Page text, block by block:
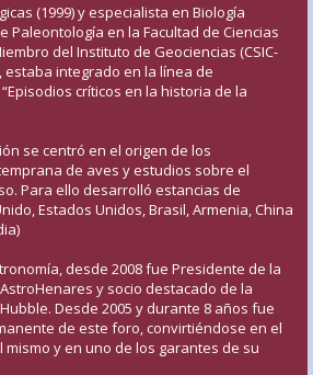
(1999) y especialista en Biología
Paleontología en la Facultad de Ciencias
del Instituto de Geociencias (CSIC-
estaba integrado en la línea de
críticos en la historia de la
se centró en el origen de los
de aves y estudios sobre el
Para ello desarrolló estancias de
Estados Unidos, Brasil, Armenia, China
desde 2008 fue Presidente de la
y socio destacado de la
Desde 2005 y durante 8 años fue
de este foro, convirtiéndose en el
y en uno de los garantes de su